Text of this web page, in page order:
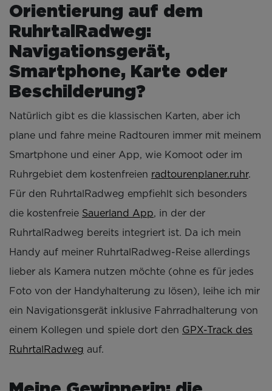
Orientierung auf dem
RuhrtalRadweg:
Navigationsgerät,
Smartphone, Karte oder
Beschilderung?
Natürlich gibt es die klassischen Karten, aber ich
plane und fahre meine Radtouren immer mit meinem
Smartphone und einer App, wie Komoot oder im
Ruhrgebiet dem kostenfreien radtourenplaner.ruhr.
Für den RuhrtalRadweg empfiehlt sich besonders
die kostenfreie Sauerland App, in der der
RuhrtalRadweg bereits integriert ist. Da ich mein
Handy auf meiner RuhrtalRadweg-Reise allerdings
lieber als Kamera nutzen möchte (ohne es für jedes
Foto von der Handyhalterung zu lösen), leihe ich mir
ein Navigationsgerät inklusive Fahrradhalterung von
einem Kollegen und spiele dort den GPX-Track des
RuhrtalRadweg auf.